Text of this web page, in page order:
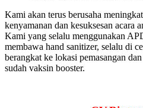
Kami akan terus berusaha
kenyamanan dan kesuksesan acara
Kami yang selalu menggunakan
membawa hand sanitizer, selalu di
berangkat ke lokasi pemasangan
sudah vaksin booster.